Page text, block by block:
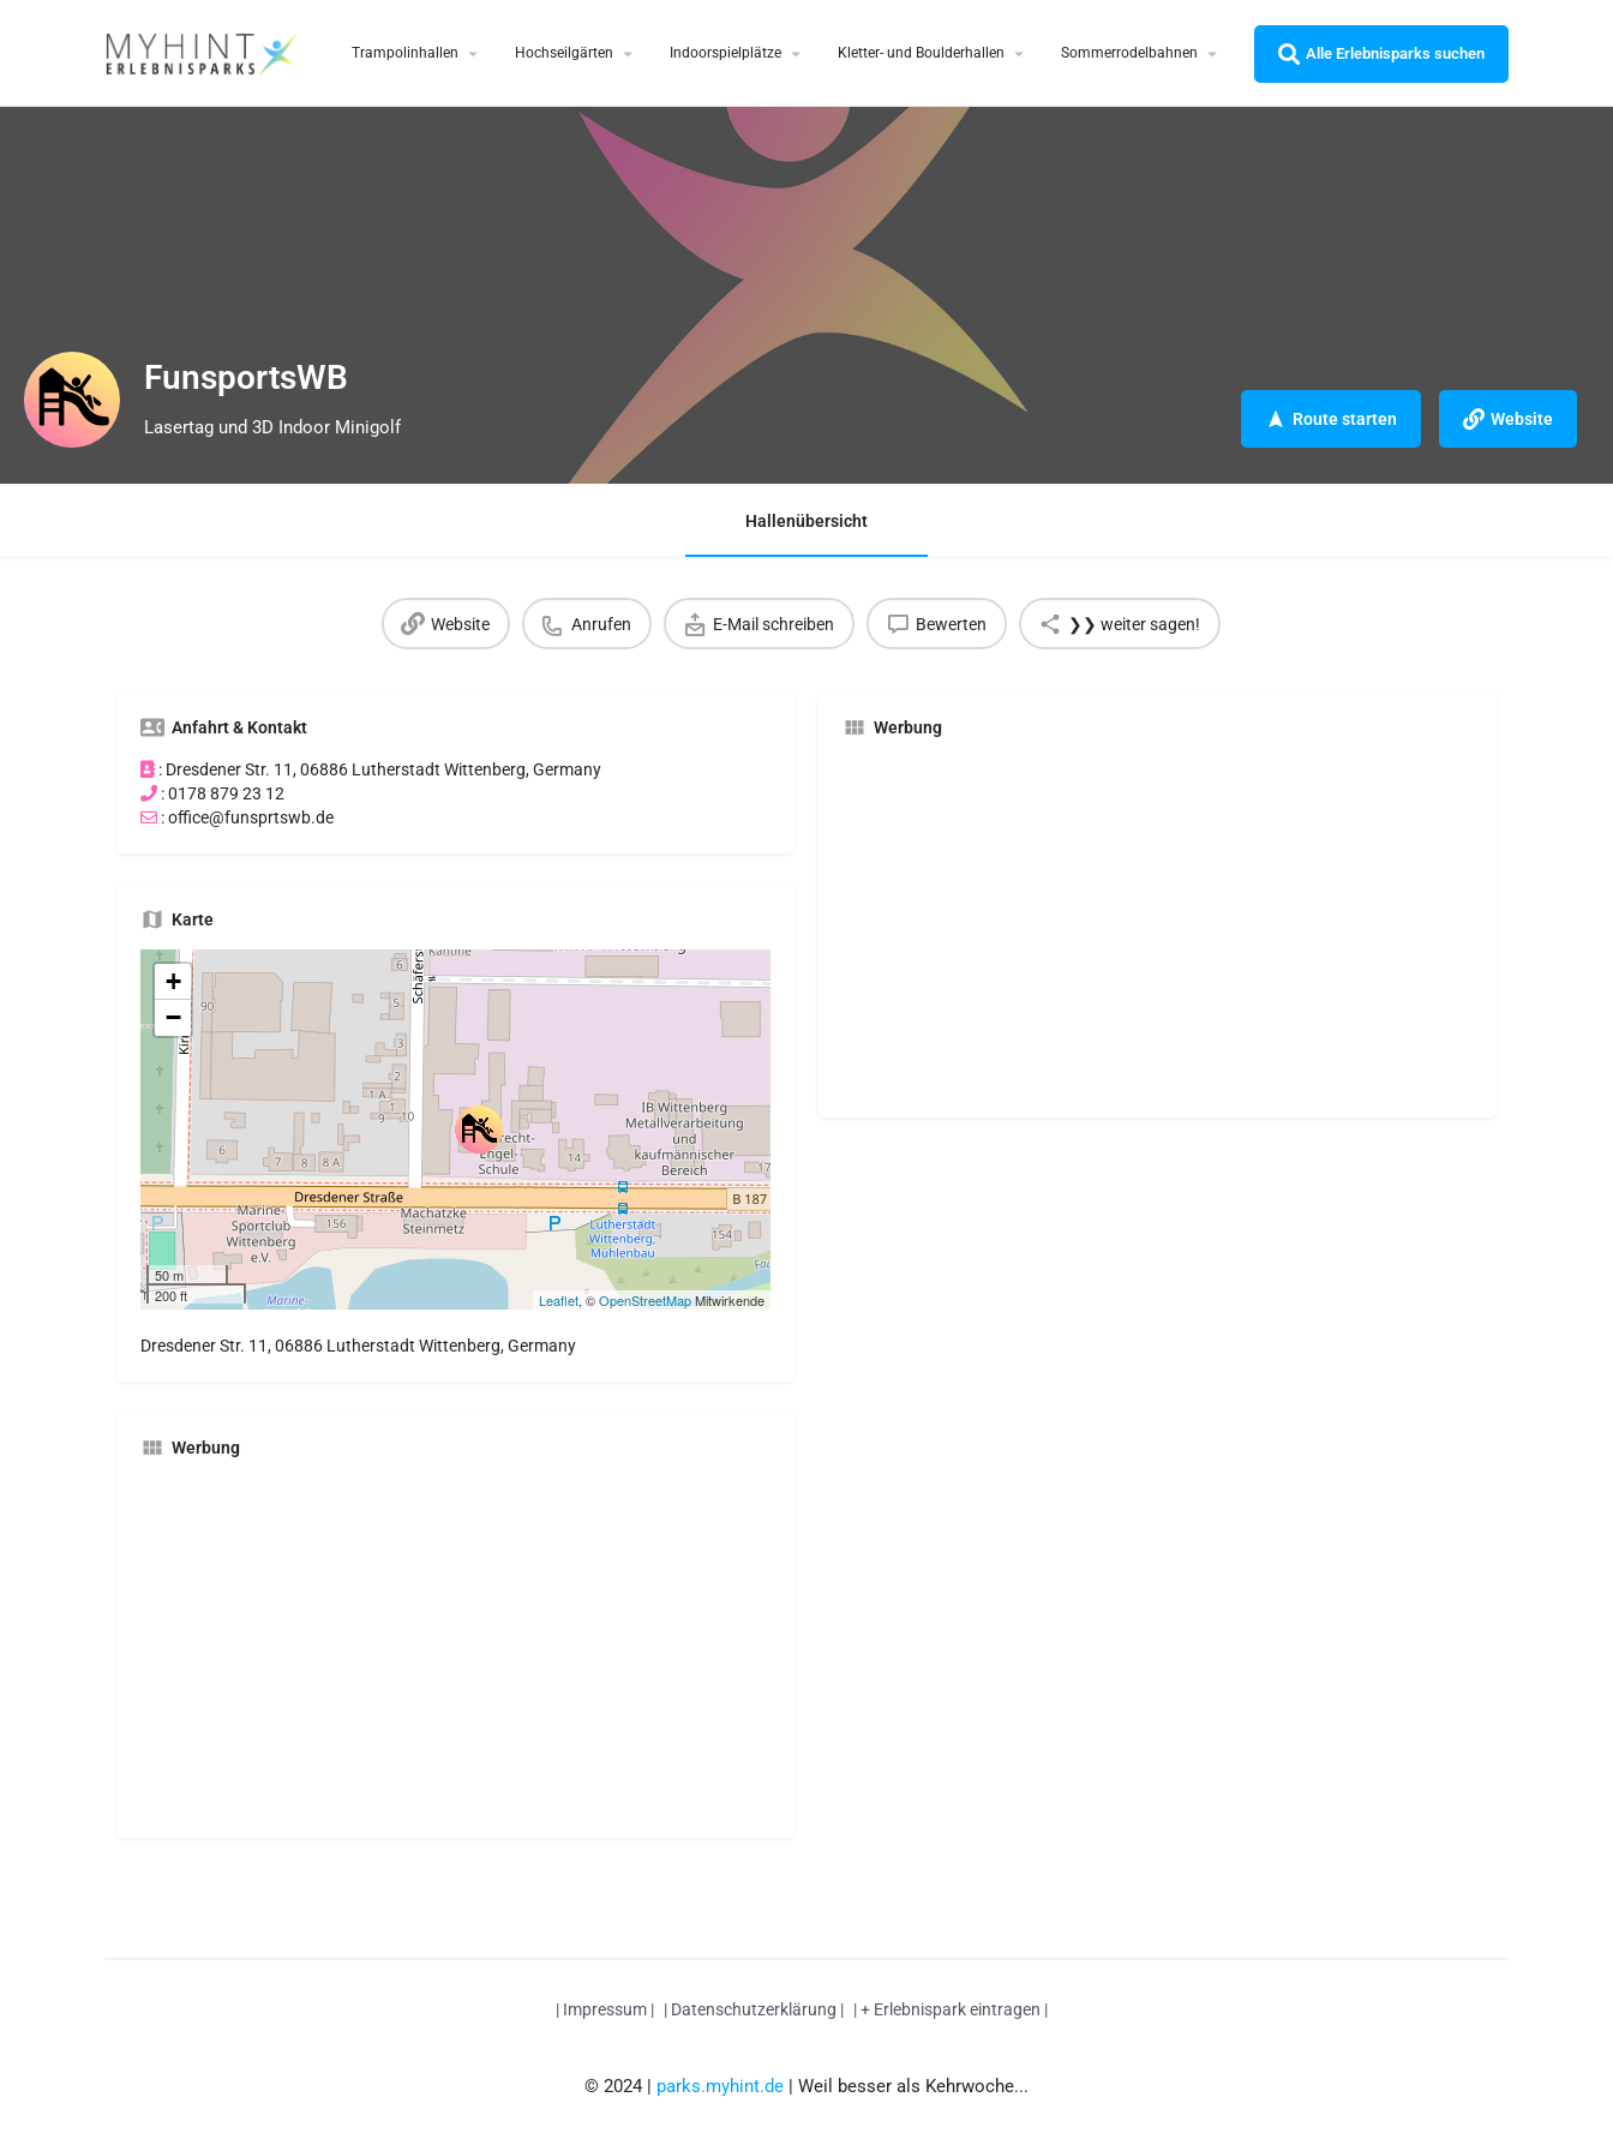
Trampolinhallen Hochseilgärten Indoorspielplätze Kletter- und Boulderhallen Sommerrodelbahnen Alle Erlebnisparks suchen
FunsportsWB
Lasertag und 3D Indoor Minigolf Route starten Website
Hallenübersicht
Website Anrufen E-Mail schreiben Bewerten ❯❯ weiter sagen!
Anfahrt & Kontakt
: Dresdener Str. 11, 06886 Lutherstadt Wittenberg, Germany
: 0178 879 23 12
: office@funsprtswb.de
Karte
+
−
50 m
200 ft
Leaflet, ©OpenStreetMapMitwirkende
Dresdener Str. 11, 06886 Lutherstadt Wittenberg, Germany
Werbung
Werbung
| Impressum | | Datenschutzerklärung | | + Erlebnispark eintragen |
© 2024 | parks.myhint.de | Weil besser als Kehrwoche...